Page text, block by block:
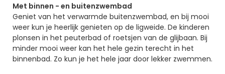
Met binnen - en buitenzwembad
Geniet van het verwarmde buitenzwembad, en bij mooi
weer kun je heerlijk genieten op de ligweide. De kinderen
plonsen in het peuterbad of roetsjen van de glijbaan. Bij
minder mooi weer kan het hele gezin terecht in het
binnenbad. Zo kun je het hele jaar door lekker zwemmen.